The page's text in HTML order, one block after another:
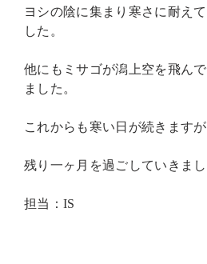
ヨシの陰に集まり寒さに耐え
した。
他にもミサゴが潟上空を飛ん
ました。
これからも寒い日が続きます
残り一ヶ月を過ごしていきまし
担当：IS